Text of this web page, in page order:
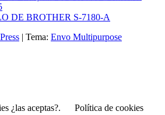
DE BROTHER S-7180-A
| Tema: Envo Multipurpose
¿las aceptas?.
Política de cookies